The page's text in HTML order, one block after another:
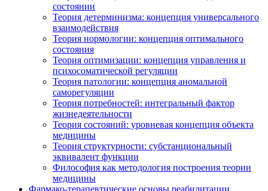
состоянии
Теория детерминизма: концепция универсального
взаимодействия
Теория нормологии: концепция оптимального
состояния
Теория оптимизации: концепция управления и
психосоматической регуляции
Теория патологии: концепция аномальной
саморегуляции
Теория потребностей: интегральный фактор
жизнедеятельности
Теория состояний: уровневая концепция объекта
медицины
Теория структурности: субстанциональный
эквивалент функции
Философия как методология построения теории
медицины
Фармако-терапевтические основы реабилитации